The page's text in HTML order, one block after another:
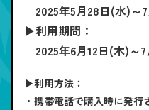
2025年5月28日(水)～
▶利用期間：
2025年6月12日(木)～
▶利用方法：
・携帯電話で購入時に発